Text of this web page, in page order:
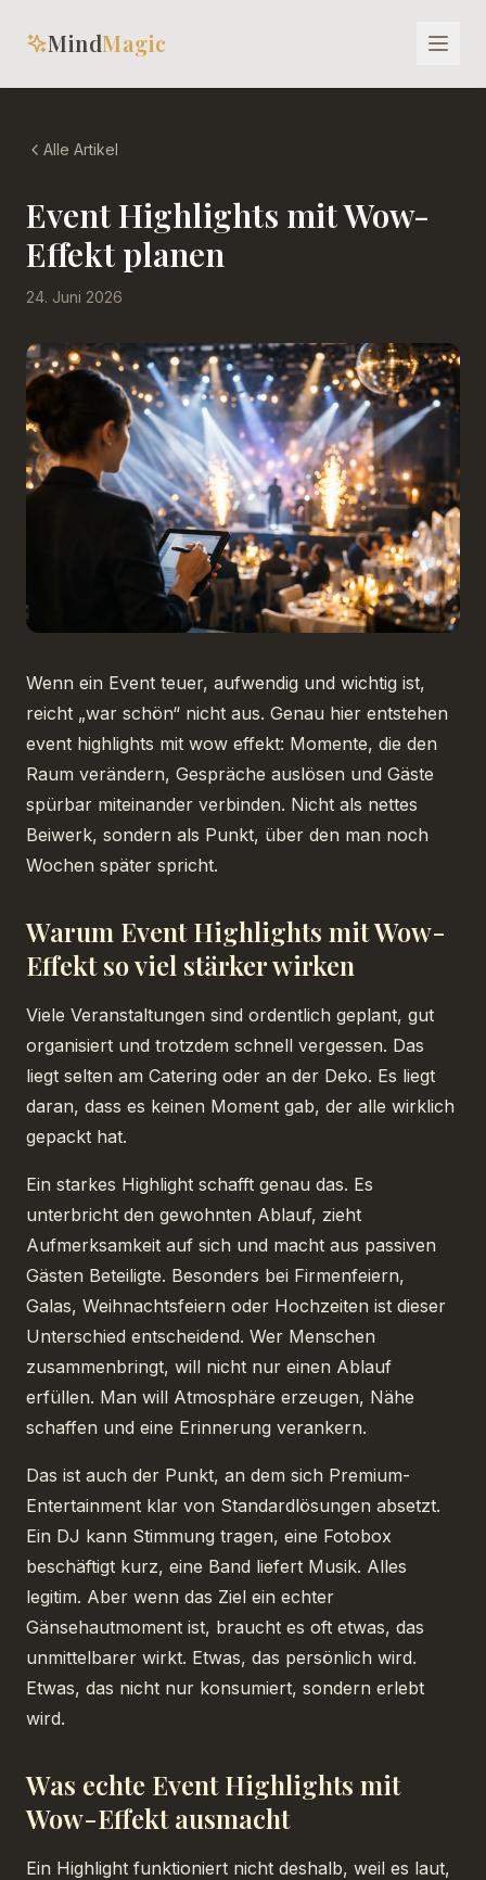
MindMagic
Alle Artikel
Event Highlights mit Wow-
Effekt planen
24. Juni 2026
Wenn ein Event teuer, aufwendig und wichtig ist,
reicht „war schön“ nicht aus. Genau hier entstehen
event highlights mit wow effekt: Momente, die den
Raum verändern, Gespräche auslösen und Gäste
spürbar miteinander verbinden. Nicht als nettes
Beiwerk, sondern als Punkt, über den man noch
Wochen später spricht.
Warum Event Highlights mit Wow-
Effekt so viel stärker wirken
Viele Veranstaltungen sind ordentlich geplant, gut
organisiert und trotzdem schnell vergessen. Das
liegt selten am Catering oder an der Deko. Es liegt
daran, dass es keinen Moment gab, der alle wirklich
gepackt hat.
Ein starkes Highlight schafft genau das. Es
unterbricht den gewohnten Ablauf, zieht
Aufmerksamkeit auf sich und macht aus passiven
Gästen Beteiligte. Besonders bei Firmenfeiern,
Galas, Weihnachtsfeiern oder Hochzeiten ist dieser
Unterschied entscheidend. Wer Menschen
zusammenbringt, will nicht nur einen Ablauf
erfüllen. Man will Atmosphäre erzeugen, Nähe
schaffen und eine Erinnerung verankern.
Das ist auch der Punkt, an dem sich Premium-
Entertainment klar von Standardlösungen absetzt.
Ein DJ kann Stimmung tragen, eine Fotobox
beschäftigt kurz, eine Band liefert Musik. Alles
legitim. Aber wenn das Ziel ein echter
Gänsehautmoment ist, braucht es oft etwas, das
unmittelbarer wirkt. Etwas, das persönlich wird.
Etwas, das nicht nur konsumiert, sondern erlebt
wird.
Was echte Event Highlights mit
Wow-Effekt ausmacht
Ein Highlight funktioniert nicht deshalb, weil es laut,